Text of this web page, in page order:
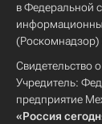
в Федеральной
(Роскомнадзор)
Свидетельство
Учредитель:
предприятие
«Россия